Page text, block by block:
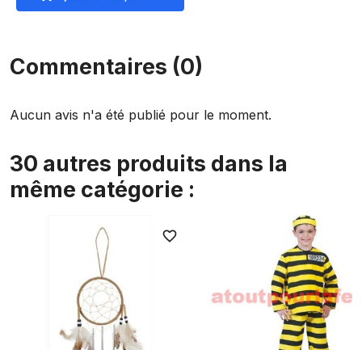
Commentaires (0)
Aucun avis n'a été publié pour le moment.
30 autres produits dans la
même catégorie :
favorite_border